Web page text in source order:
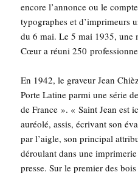
encore l’an­nonce ou le
typo­graphes et d’im­pri­meurs
du 6 mai. Le 5 mai 1935, une
Cœur a réuni 250
En 1942, le gra­veur Jean
Porte Latine par­mi une série
de France ». « Saint Jean est
auréo­lé, assis, écri­vant son
par l’aigle, son prin­ci­pal
dérou­lant dans une
presse. Sur le pre­mier des